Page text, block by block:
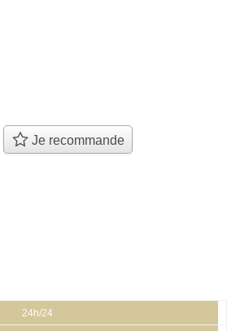
Je recommande
24h/24